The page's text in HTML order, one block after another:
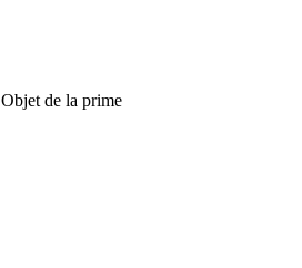
Objet de la prime